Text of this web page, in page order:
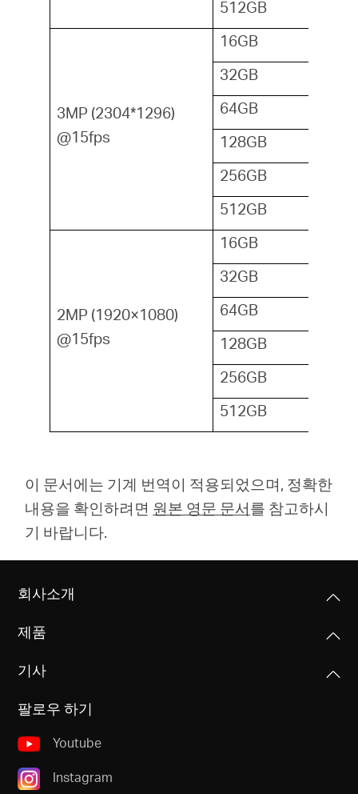
512GB
3MP (2304*1296)
@15fps
16GB
32GB
64GB
128GB
256GB
512GB
2MP (1920×1080)
@15fps
16GB
32GB
64GB
128GB
256GB
512GB
이 문서에는 기계 번역이 적용되었으며, 정확한
내용을 확인하려면 원본 영문 문서를 참고하시
기 바랍니다.
회사소개
제품
기사
팔로우 하기
Youtube
Instagram